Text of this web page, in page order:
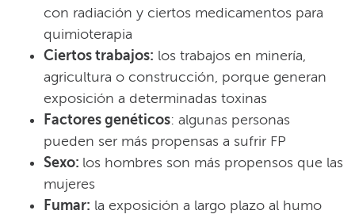
con radiación y ciertos medicamentos para
quimioterapia​​
Ciertos trabajos: los trabajos en minería,
agricultura o construcción, porque generan
exposición a determinadas toxinas​​
Factores genéticos: algunas personas
pueden ser más propensas a sufrir FP​​
Sexo: los hombres son más propensos que las
mujeres​​
Fumar: la exposición a largo plazo al humo